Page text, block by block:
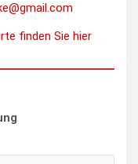
finden Sie hier